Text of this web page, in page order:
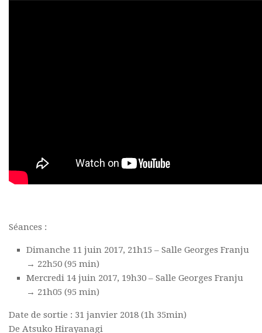
Séances :
Dimanche 11 juin 2017, 21h15 – Salle Georges Franju
→ 22h50 (95 min)
Mercredi 14 juin 2017, 19h30 – Salle Georges Franju
→ 21h05 (95 min)
Date de sortie : 31 janvier 2018 (1h 35min)
De Atsuko Hirayanagi